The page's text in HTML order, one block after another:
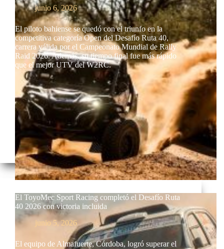
junio 6, 2026
El piloto bahiense se quedó con el triunfo en la
competitiva categoría Open del Desafío Ruta 40,
carrera válida por el Campeonato Mundial de Rally
Raid 2026. Además, su tiempo final fue más rápido
que el mejor UTV del W2RC.
El ToyoMec Sport Racing completó el Desafío Ruta
40 2026 con victoria incluida
junio 5, 2026
El equipo de Almafuerte, Córdoba, logró superar el